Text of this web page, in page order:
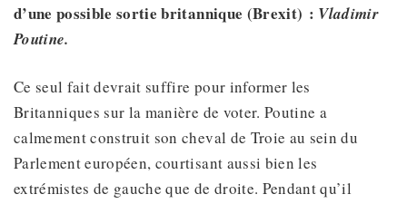
d’une possible sortie britannique (Brexit) : Vladimir
Poutine.
Ce seul fait devrait suffire pour informer les
Britanniques sur la manière de voter. Poutine a
calmement construit son cheval de Troie au sein du
Parlement européen, courtisant aussi bien les
extrémistes de gauche que de droite. Pendant qu’il